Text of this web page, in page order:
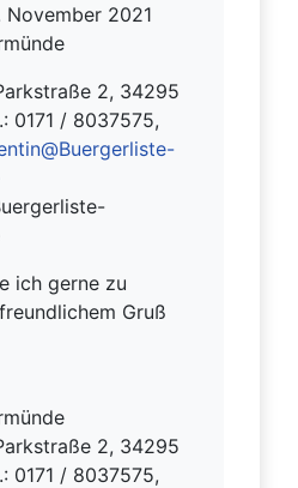
November 2021
2, 34295
0171 / 8037575,
ich gerne zu
Gruß
2, 34295
0171 / 8037575,